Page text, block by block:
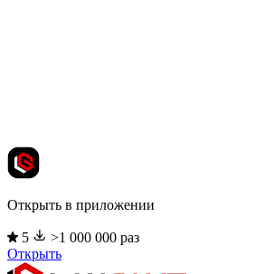
Открыть в приложении
5
>1 000 000 раз
Открыть